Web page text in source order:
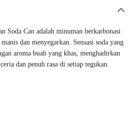
Soda Can adalah minuman berkarbonasi
dan menyegarkan. Sensasi soda yang
aroma buah yang khas, menghadirkan
dan penuh rasa di setiap tegukan.